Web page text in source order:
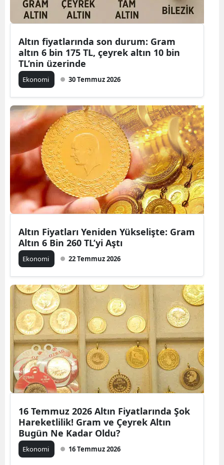
Altın fiyatlarında son durum: Gram
altın 6 bin 175 TL, çeyrek altın 10 bin
TL’nin üzerinde
Ekonomi 30 Temmuz 2026
Altın Fiyatları Yeniden Yükselişte: Gram
Altın 6 Bin 260 TL’yi Aştı
Ekonomi 22 Temmuz 2026
16 Temmuz 2026 Altın Fiyatlarında Şok
Hareketlilik! Gram ve Çeyrek Altın
Bugün Ne Kadar Oldu?
Ekonomi 16 Temmuz 2026